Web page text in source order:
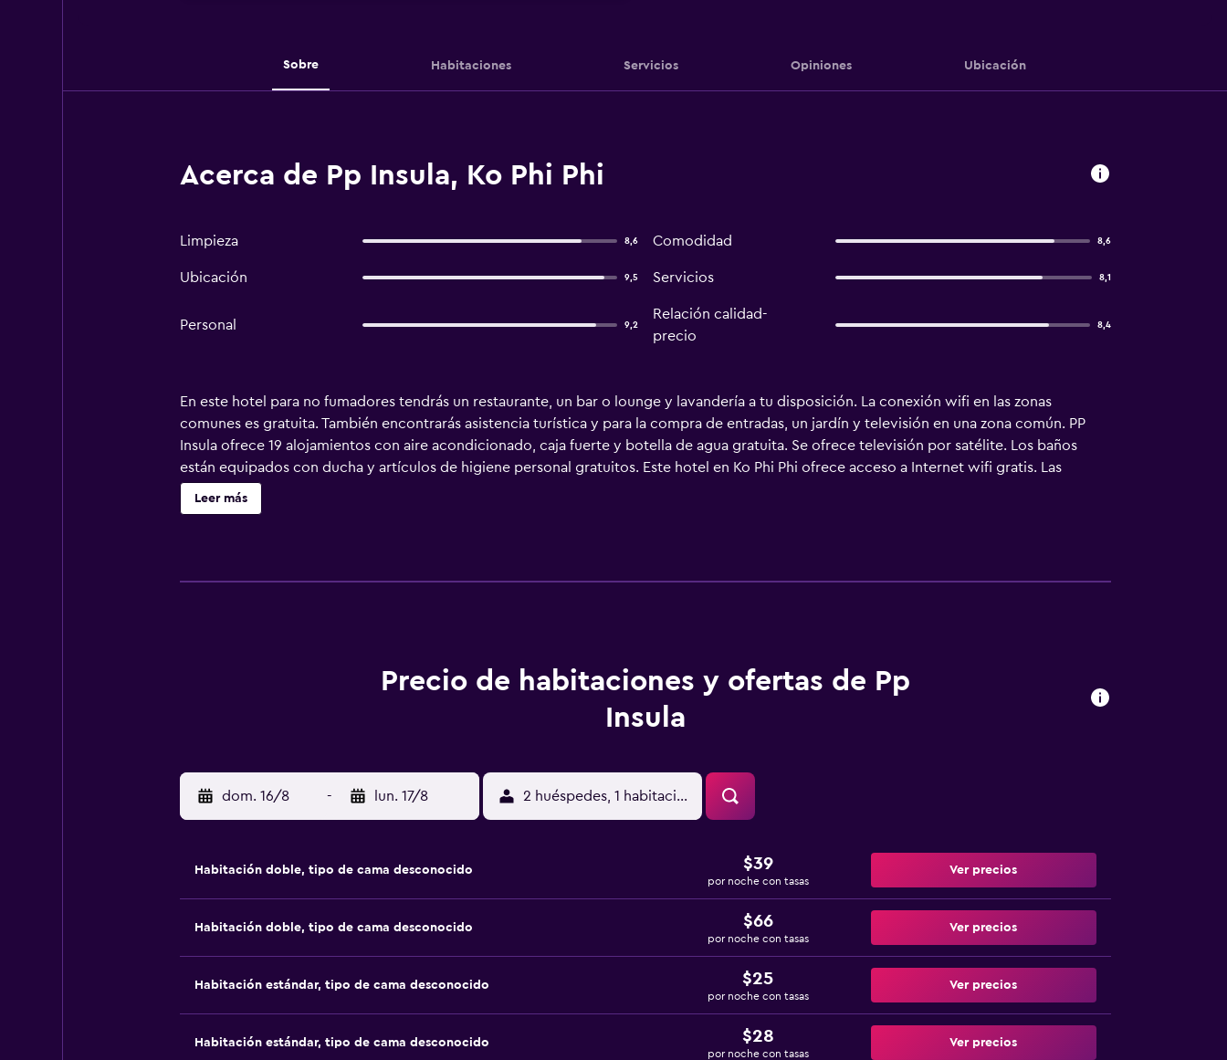
Sobre Habitaciones Servicios Opiniones Ubicación
Acerca de Pp Insula, Ko Phi Phi
Limpieza 8,6 Comodidad 8,6
Ubicación 9,5 Servicios 8,1
Personal 9,2
Relación calidad-
precio
8,4
En este hotel para no fumadores tendrás un restaurante, un bar o lounge y lavandería a tu disposición. La conexión wifi en las zonas
comunes es gratuita. También encontrarás asistencia turística y para la compra de entradas, un jardín y televisión en una zona común. PP
Insula ofrece 19 alojamientos con aire acondicionado, caja fuerte y botella de agua gratuita. Se ofrece televisión por satélite. Los baños
están equipados con ducha y artículos de higiene personal gratuitos. Este hotel en Ko Phi Phi ofrece acceso a Internet wifi gratis. Las
habitaciones también incluyen cafetera y tetera y cortinas opacas. Se ofrece servicio de limpieza todos los días.
Leer más
Precio de habitaciones y ofertas de Pp
Insula
dom. 16/8 - lun. 17/8 2 huéspedes, 1 habitación
Habitación doble, tipo de cama desconocido $39
por noche con tasas
Ver precios
Habitación doble, tipo de cama desconocido $66
por noche con tasas
Ver precios
Habitación estándar, tipo de cama desconocido $25
por noche con tasas
Ver precios
Habitación estándar, tipo de cama desconocido $28
por noche con tasas
Ver precios